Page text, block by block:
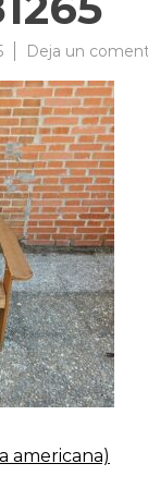
Deja un
americana)